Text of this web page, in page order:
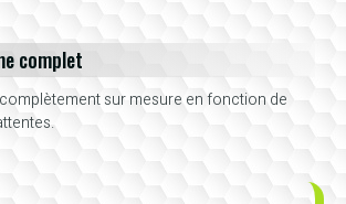
complet
sur mesure en fonction de